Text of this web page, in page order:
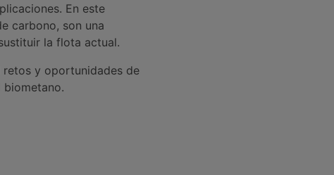
En este
carbono, son una
la flota actual.
retos y oportunidades de